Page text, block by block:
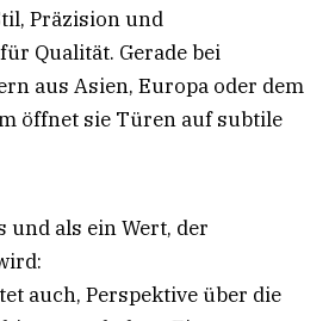
Präzision und
Qualität. Gerade bei
aus Asien, Europa oder dem
öffnet sie Türen auf subtile
und als ein Wert, der
auch, Perspektive über die